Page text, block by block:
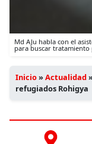
Md AJu habla con el
para buscar tratamiento
Inicio»Actualidad
refugiados Rohigya